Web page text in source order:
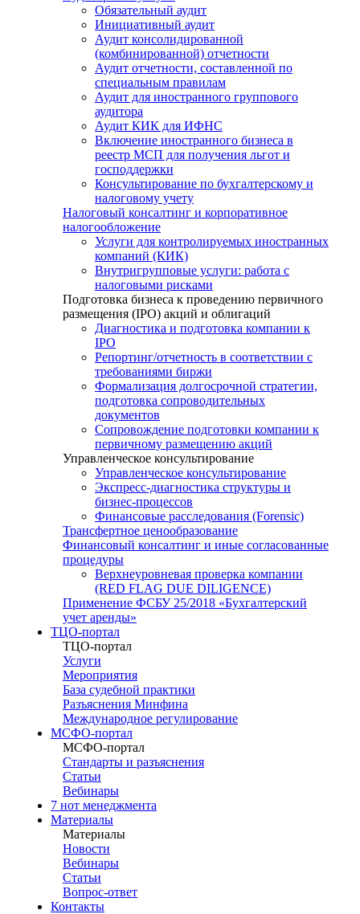
Обязательный аудит
Инициативный аудит
Аудит консолидированной
(комбинированной) отчетности
Аудит отчетности, составленной по
специальным правилам
Аудит для иностранного группового
аудитора
Аудит КИК для ИФНС
Включение иностранного бизнеса в
реестр МСП для получения льгот и
господдержки
Консультирование по бухгалтерскому и
налоговому учету
Налоговый консалтинг и корпоративное
налогообложение
Услуги для контролируемых иностранных
компаний (КИК)
Внутригрупповые услуги: работа с
налоговыми рисками
Подготовка бизнеса к проведению первичного
размещения (IPO) акций и облигаций
Диагностика и подготовка компании к
IPO
Репортинг/отчетность в соответствии с
требованиями биржи
Формализация долгосрочной стратегии,
подготовка сопроводительных
документов
Сопровождение подготовки компании к
первичному размещению акций
Управленческое консультирование
Управленческое консультирование
Экспресс-диагностика структуры и
бизнес-процессов
Финансовые расследования (Forensic)
Трансфертное ценообразование
Финансовый консалтинг и иные согласованные
процедуры
Верхнеуровневая проверка компании
(RED FLAG DUE DILIGENCE)
Применение ФСБУ 25/2018 «Бухгалтерский
учет аренды»
ТЦО-портал
ТЦО-портал
Услуги
Мероприятия
База судебной практики
Разъяснения Минфина
Международное регулирование
МСФО-портал
МСФО-портал
Стандарты и разъяснения
Статьи
Вебинары
7 нот менеджмента
Материалы
Материалы
Новости
Вебинары
Статьи
Вопрос-ответ
Контакты